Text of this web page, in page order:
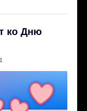
ко Дню